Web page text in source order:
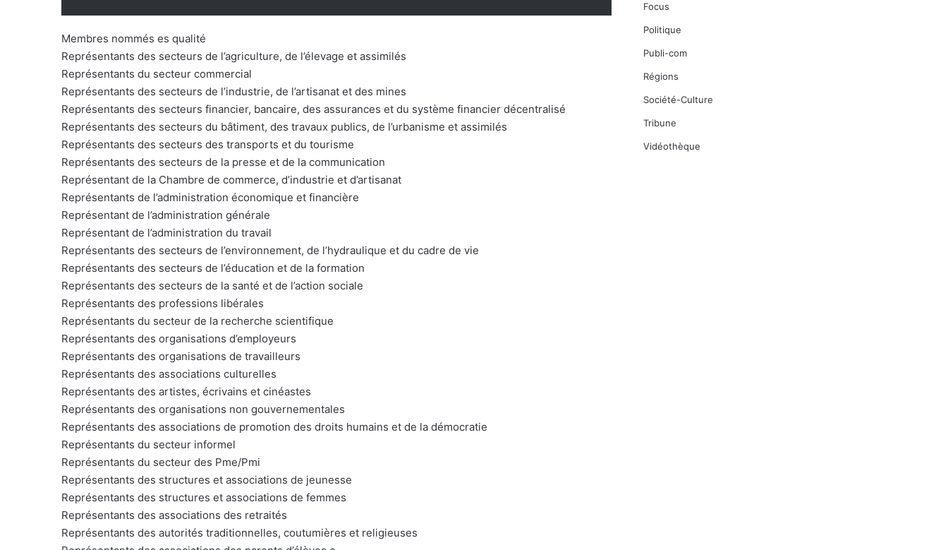
Membres nommés es qualité
Représentants des secteurs de l’agriculture, de l’élevage et assimilés
Représentants du secteur commercial
Représentants des secteurs de l’industrie, de l’artisanat et des mines
Représentants des secteurs financier, bancaire, des assurances et du système financier décentralisé
Représentants des secteurs du bâtiment, des travaux publics, de l’urbanisme et assimilés
Représentants des secteurs des transports et du tourisme
Représentants des secteurs de la presse et de la communication
Représentant de la Chambre de commerce, d’industrie et d’artisanat
Représentants de l’administration économique et financière
Représentant de l’administration générale
Représentant de l’administration du travail
Représentants des secteurs de l’environnement, de l’hydraulique et du cadre de vie
Représentants des secteurs de l’éducation et de la formation
Représentants des secteurs de la santé et de l’action sociale
Représentants des professions libérales
Représentants du secteur de la recherche scientifique
Représentants des organisations d’employeurs
Représentants des organisations de travailleurs
Représentants des associations culturelles
Représentants des artistes, écrivains et cinéastes
Représentants des organisations non gouvernementales
Représentants des associations de promotion des droits humains et de la démocratie
Représentants du secteur informel
Représentants du secteur des Pme/Pmi
Représentants des structures et associations de jeunesse
Représentants des structures et associations de femmes
Représentants des associations des retraités
Représentants des autorités traditionnelles, coutumières et religieuses
Focus
Politique
Publi-com
Régions
Société-Culture
Tribune
Vidéothèque